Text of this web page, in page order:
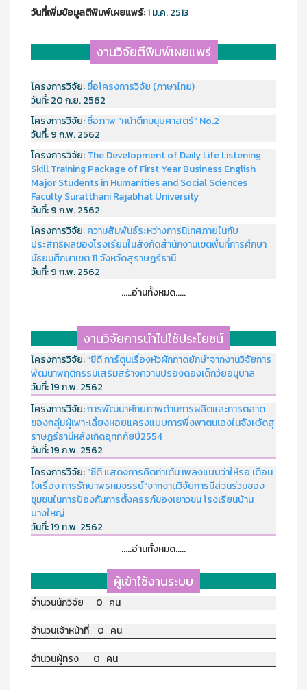
วันที่เพิ่มข้อมูลตีพิมพ์เผยแพร์:1 ม.ค. 2513
งานวิจัยตีพิมพ์เผยแพร่
โครงการวิจัย:ชื่อโครงการวิจัย (ภาษาไทย)
วันที่:20 ก.ย. 2562
โครงการวิจัย:ชื่อภาพ “หน้าตึกมนุษศาสตร์” No.2
วันที่:9 ก.พ. 2562
โครงการวิจัย:The Development of Daily Life Listening
Skill Training Package of First Year Business English
Major Students in Humanities and Social Sciences
Faculty Suratthani Rajabhat University
วันที่:9 ก.พ. 2562
โครงการวิจัย:ความสัมพันธ์ระหว่างการนิเทศภายในกับ
ประสิทธิผลของโรงเรียนในสังกัดสำนักงานเขตพื้นที่การศึกษา
มัธยมศึกษาเขต 11 จังหวัดสุราษฎร์ธานี
วันที่:9 ก.พ. 2562
.....อ่านทั้งหมด.....
งานวิจัยการนำไปใช้ประโยชน์
โครงการวิจัย:“ซีดี การ์ตูนเรื่องหัวผักกาดยักษ์”จากงานวิจัยการ
พัฒนาพฤติกรรมเสริมสร้างความปรองดองเด็กวัยอนุบาล
วันที่:19 ก.พ. 2562
โครงการวิจัย:การพัฒนาศักยภาพด้านการผลิตและการตลาด
ของกลุ่มผู้เพาะเลี้ยงหอยแครงแบบการพึ่งพาตนเองในจังหวัดสุ
ราษฏร์ธานีหลังเกิดอุทกภัยปี2554
วันที่:19 ก.พ. 2562
โครงการวิจัย:“ซีดี แสดงการคิดท่าเต้น เพลงแบบว่าให้รอ เตือน
ใจเรื่อง การรักษาพรหมจรรย์”จากงานวิจัยการมีส่วนร่วมของ
ชุมชนในการป้องกันการตั้งครรภ์ของเยาวชน โรงเรียนบ้าน
บางใหญ่
วันที่:19 ก.พ. 2562
.....อ่านทั้งหมด.....
ผู้เข้าใช้งานระบบ
จำนวนนักวิจัย 0 คน
จำนวนเจ้าหน้าที่ 0 คน
จำนวนผู้ทรง 0 คน